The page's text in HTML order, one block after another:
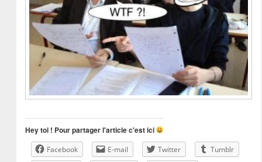
Hey toi ! Pour partager l'article c'est ici
Facebook E-mail Twitter
Tumblr